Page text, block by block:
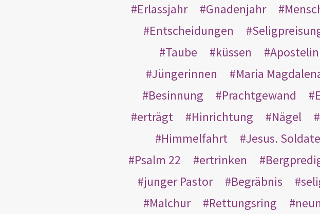
Erlassjahr
Gnadenjahr
Entscheidungen
Taube
küssen
Jüngerinnen
Maria
Besinnung
Prachtgewand
erträgt
Hinrichtung Nägel
Himmelfahrt
Jesus.
Psalm 22
ertrinken
junger Pastor
Begräbnis
Malchur
Rettungsring